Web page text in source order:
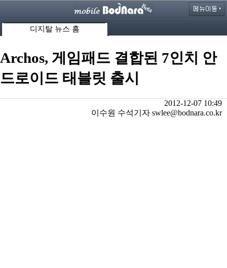
디지탈 뉴스 홈
Archos, 게임패드 결합된 7인치 안
드로이드 태블릿 출시
2012-12-07 10:49
이수원 수석기자 swlee@bodnara.co.kr